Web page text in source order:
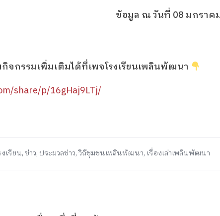
ข้อมูล ณ วันที่ 08 มกราค
กรรมเพิ่มเติมได้ที่เพจโรงเรียนเพลินพัฒนา
share/p/16gHaj9LTj/
เรียน,ข่าว, ประมวลข่าว,วิถีชุมชนเพลินพัฒนา, เรื่องเล่าเพลินพัฒนา